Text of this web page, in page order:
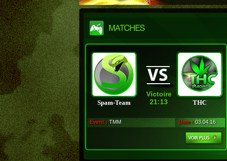
Spam-Team
Victoire
21:13
THC
Event : TMM Date : 03.04.16